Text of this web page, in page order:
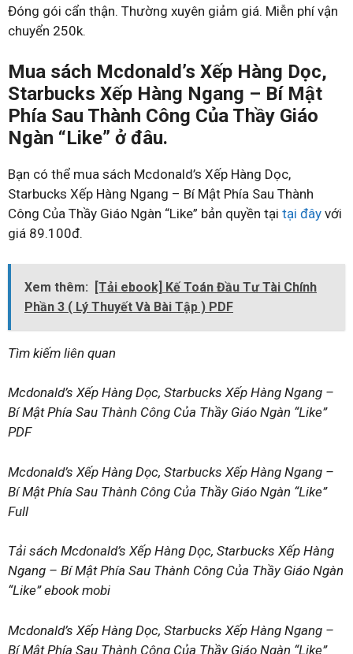
Đóng gói cẩn thận. Thường xuyên giảm giá. Miễn phí vận
chuyển 250k.
Mua sách Mcdonald’s Xếp Hàng Dọc,
Starbucks Xếp Hàng Ngang – Bí Mật
Phía Sau Thành Công Của Thầy Giáo
Ngàn “Like” ở đâu.
Bạn có thể mua sách Mcdonald’s Xếp Hàng Dọc,
Starbucks Xếp Hàng Ngang – Bí Mật Phía Sau Thành
Công Của Thầy Giáo Ngàn “Like” bản quyền tại tại đây với
giá 89.100đ.
Xem thêm:
[Tải ebook] Kế Toán Đầu Tư Tài Chính
Phần 3 ( Lý Thuyết Và Bài Tập ) PDF
Tìm kiếm liên quan
Mcdonald’s Xếp Hàng Dọc, Starbucks Xếp Hàng Ngang –
Bí Mật Phía Sau Thành Công Của Thầy Giáo Ngàn “Like”
PDF
Mcdonald’s Xếp Hàng Dọc, Starbucks Xếp Hàng Ngang –
Bí Mật Phía Sau Thành Công Của Thầy Giáo Ngàn “Like”
Full
Tải sách Mcdonald’s Xếp Hàng Dọc, Starbucks Xếp Hàng
Ngang – Bí Mật Phía Sau Thành Công Của Thầy Giáo Ngàn
“Like” ebook mobi
Mcdonald’s Xếp Hàng Dọc, Starbucks Xếp Hàng Ngang –
Bí Mật Phía Sau Thành Công Của Thầy Giáo Ngàn “Like”